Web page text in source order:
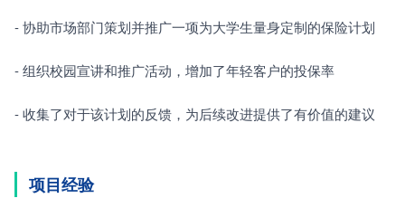
- 协助市场部门策划并推广一项为大学生量身定制的保险计划
- 组织校园宣讲和推广活动，增加了年轻客户的投保率
- 收集了对于该计划的反馈，为后续改进提供了有价值的建议
项目经验